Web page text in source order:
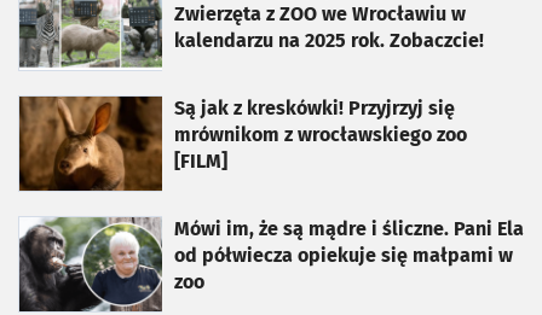
Zwierzęta z ZOO we Wrocławiu w
kalendarzu na 2025 rok. Zobaczcie!
Są jak z kreskówki! Przyjrzyj się
mrównikom z wrocławskiego zoo
[FILM]
otworzy się w nowej karcie
Mówi im, że są mądre i śliczne. Pani Ela
od półwiecza opiekuje się małpami w
zoo
otworzy się w nowej karcie